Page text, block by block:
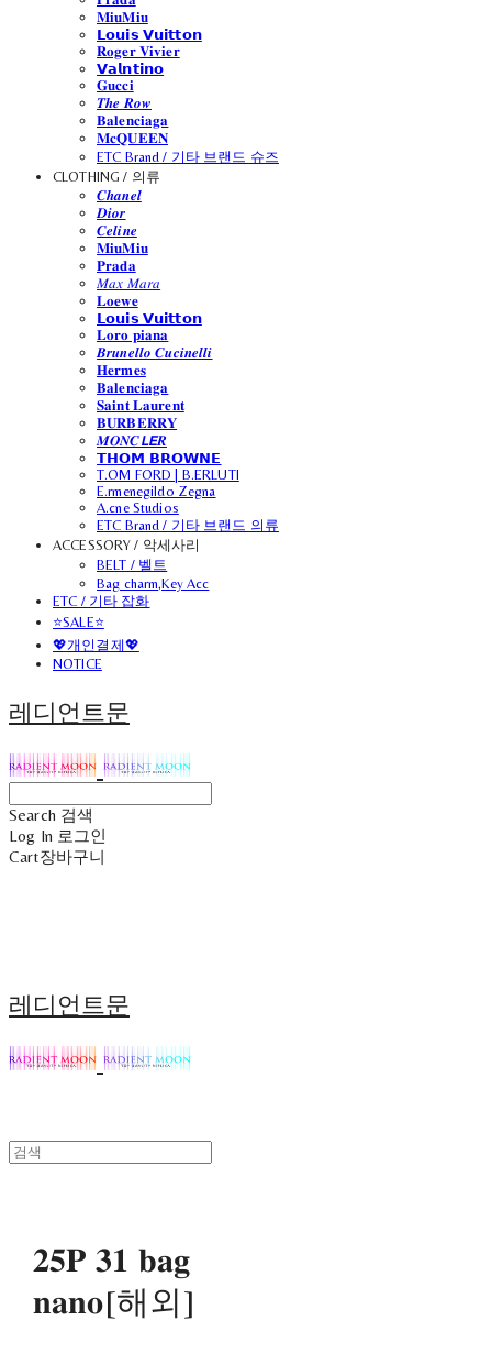
𝐌𝐢𝐮𝐌𝐢𝐮
𝗟𝗼𝘂𝗶𝘀 𝗩𝘂𝗶𝘁𝘁𝗼𝗻
𝐑𝐨𝐠𝐞𝐫 𝐕𝐢𝐯𝐢𝐞𝐫
𝗩𝗮𝗹𝗻𝘁𝗶𝗻𝗼
𝐆𝐮𝐜𝐜𝐢
𝑻𝒉𝒆 𝑹𝒐𝒘
𝐁𝐚𝐥𝐞𝐧𝐜𝐢𝐚𝐠𝐚
𝐌𝐜𝐐𝐔𝐄𝐄𝐍
ETC Brand / 기타 브랜드 슈즈
CLOTHING / 의류
𝑪𝒉𝒂𝒏𝒆𝒍
𝑫𝒊𝒐𝒓
𝑪𝒆𝒍𝒊𝒏𝒆
𝐌𝐢𝐮𝐌𝐢𝐮
𝐏𝐫𝐚𝐝𝐚
𝑀𝑎𝑥 𝑀𝑎𝑟𝑎
𝐋𝐨𝐞𝐰𝐞
𝗟𝗼𝘂𝗶𝘀 𝗩𝘂𝗶𝘁𝘁𝗼𝗻
𝐋𝐨𝐫𝐨 𝐩𝐢𝐚𝐧𝐚
𝑩𝒓𝒖𝒏𝒆𝒍𝒍𝒐 𝑪𝒖𝒄𝒊𝒏𝒆𝒍𝒍𝒊
𝐇𝐞𝐫𝐦𝐞𝐬
𝐁𝐚𝐥𝐞𝐧𝐜𝐢𝐚𝐠𝐚
𝐒𝐚𝐢𝐧𝐭 𝐋𝐚𝐮𝐫𝐞𝐧𝐭
𝐁𝐔𝐑𝐁𝐄𝐑𝐑𝐘
𝑴𝑶𝑵𝑪𝙇𝙀𝑹
𝗧𝗛𝗢𝗠 𝗕𝗥𝗢𝗪𝗡𝗘
T.OM FORD | B.ERLUTI
E.rmenegildo Zegna
A.cne Studios
ETC Brand / 기타 브랜드 의류
ACCESSORY / 악세사리
BELT / 벨트
Bag charm,Key Acc
ETC / 기타 잡화
⭐SALE⭐
💖개인결제💖
NOTICE
레디언트문
Search 검색
Log In 로그인
Cart장바구니
레디언트문
𝟐𝟓𝐏 𝟑𝟏 𝐛𝐚𝐠
𝐧𝐚𝐧𝐨[해외]